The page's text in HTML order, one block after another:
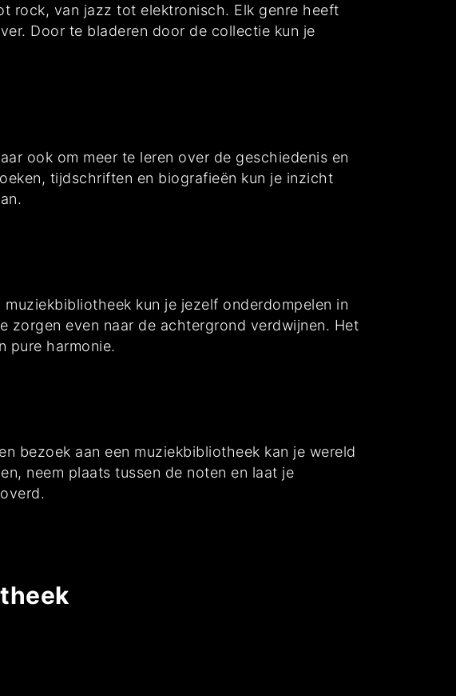
rock, van jazz tot elektronisch. Elk genre heeft
Door te bladeren door de collectie kun je
ook om meer te leren over de geschiedenis en
tijdschriften en biografieën kun je inzicht
kun je jezelf onderdompelen in
zorgen even naar de achtergrond verdwijnen. Het
pure harmonie.
bezoek aan een muziekbibliotheek kan je wereld
neem plaats tussen de noten en laat je